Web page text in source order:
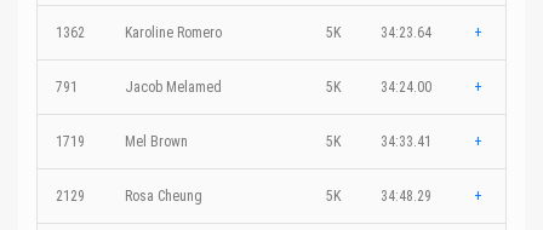
1362 Karoline Romero 5K 34:23.64 +
791 Jacob Melamed 5K 34:24.00 +
1719 Mel Brown 5K 34:33.41 +
2129 Rosa Cheung 5K 34:48.29 +